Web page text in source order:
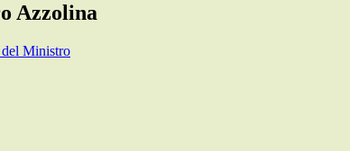
Azzolina
del Ministro